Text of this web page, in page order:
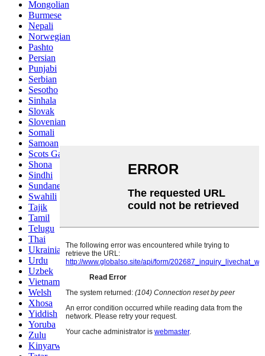
Mongolian
Burmese
Nepali
Norwegian
Pashto
Persian
Punjabi
Serbian
Sesotho
Sinhala
Slovak
Slovenian
Somali
Samoan
Scots Gaelic
Shona
Sindhi
Sundanese
Swahili
Tajik
Tamil
Telugu
Thai
Ukrainian
Urdu
Uzbek
Vietnamese
Welsh
Xhosa
Yiddish
Yoruba
Zulu
Kinyarwanda